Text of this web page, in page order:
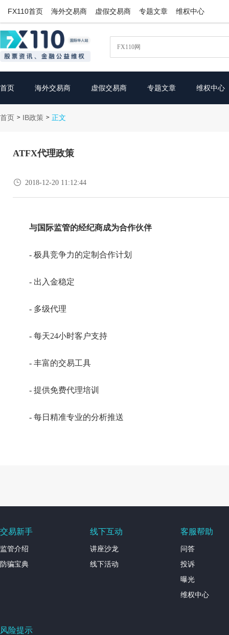
FX110首页 海外交易商 虚假交易商 专题文章 维权中心
首页 海外交易商 虚假交易商 专题文章 维权中心
首页 > IB政策 > 正文
ATFX代理政策
 2018-12-20 11:12:44
与国际监管的经纪商成为合作伙伴
- 极具竞争力的定制合作计划
- 出入金稳定
- 多级代理
- 每天24小时客户支持
- 丰富的交易工具
- 提供免费代理培训
- 每日精准专业的分析推送
交易新手
监管介绍
防骗宝典
线下互动
讲座沙龙
线下活动
客服帮助
问答
投诉
曝光
维权中心
风险提示